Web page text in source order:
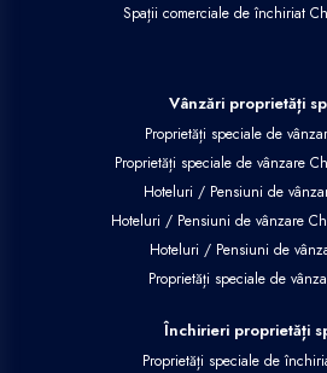
Spații comerciale de închiriat
Vânzări proprietăți
Proprietăți speciale de
Proprietăți speciale de vânzare
Hoteluri / Pensiuni de
Hoteluri / Pensiuni de vânzare
Hoteluri / Pensiuni de
Proprietăți speciale de
Închirieri proprietăți
Proprietăți speciale de